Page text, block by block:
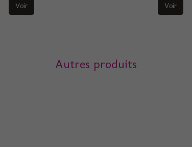
Voir Voir
Autres produits